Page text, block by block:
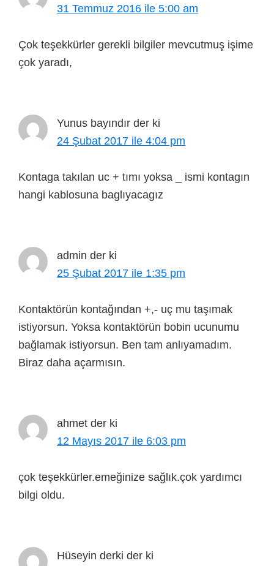
31 Temmuz 2016 ile 5:00 am
Çok teşekkürler gerekli bilgiler mevcutmuş işime
çok yaradı,
Yunus bayındır der ki
24 Şubat 2017 ile 4:04 pm
Kontaga takılan uc + tımı yoksa _ ismi kontagın
hangi kablosuna baglıyacagız
admin der ki
25 Şubat 2017 ile 1:35 pm
Kontaktörün kontağından +,- uç mu taşımak
istiyorsun. Yoksa kontaktörün bobin ucunumu
bağlamak istiyorsun. Ben tam anlıyamadım.
Biraz daha açarmısın.
ahmet der ki
12 Mayıs 2017 ile 6:03 pm
çok teşekkürler.emeğinize sağlık.çok yardımcı
bilgi oldu.
Hüseyin derki der ki